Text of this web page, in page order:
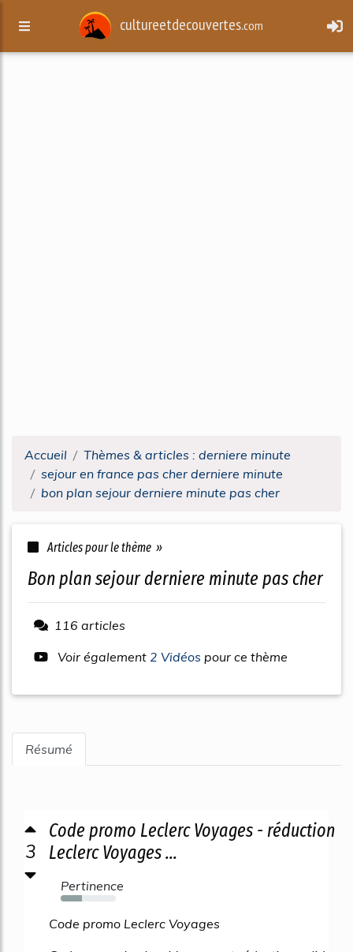
cultureetdecouvertes.com
Accueil
Thèmes & articles : derniere minute
sejour en france pas cher derniere minute
bon plan sejour derniere minute pas cher
Articles pour le thème »
bon plan sejour derniere minute pas cher
116 articles
Voir également 2 Vidéos pour ce thème
Résumé
3
Code promo Leclerc Voyages - réduction
Leclerc Voyages ...
Pertinence
38%
Code promo Leclerc Voyages